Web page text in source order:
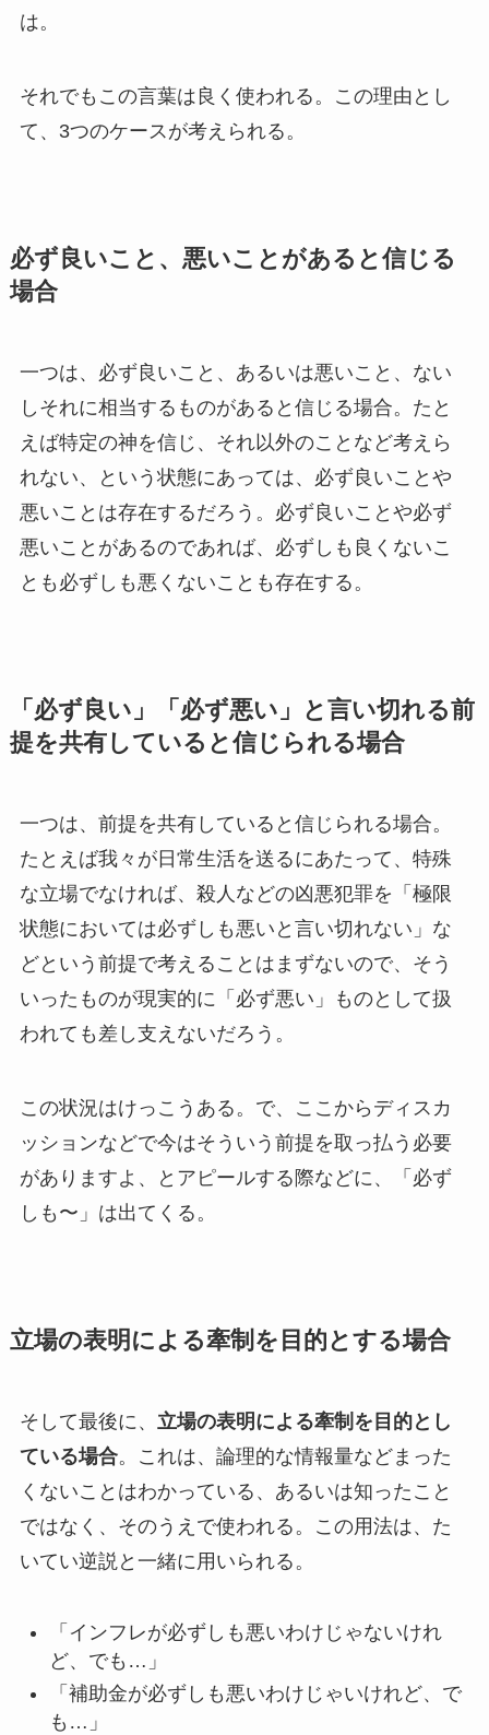
は。
それでもこの言葉は良く使われる。この理由とし
て、3つのケースが考えられる。
必ず良いこと、悪いことがあると信じる
場合
一つは、必ず良いこと、あるいは悪いこと、ない
しそれに相当するものがあると信じる場合。たと
えば特定の神を信じ、それ以外のことなど考えら
れない、という状態にあっては、必ず良いことや
悪いことは存在するだろう。必ず良いことや必ず
悪いことがあるのであれば、必ずしも良くないこ
とも必ずしも悪くないことも存在する。
「必ず良い」「必ず悪い」と言い切れる前
提を共有していると信じられる場合
一つは、前提を共有していると信じられる場合。
たとえば我々が日常生活を送るにあたって、特殊
な立場でなければ、殺人などの凶悪犯罪を「極限
状態においては必ずしも悪いと言い切れない」な
どという前提で考えることはまずないので、そう
いったものが現実的に「必ず悪い」ものとして扱
われても差し支えないだろう。
この状況はけっこうある。で、ここからディスカ
ッションなどで今はそういう前提を取っ払う必要
がありますよ、とアピールする際などに、「必ず
しも〜」は出てくる。
立場の表明による牽制を目的とする場合
そして最後に、 立場の表明による牽制を目的とし
ている場合。これは、論理的な情報量などまった
くないことはわかっている、あるいは知ったこと
ではなく、そのうえで使われる。この用法は、た
いてい逆説と一緒に用いられる。
「インフレが必ずしも悪いわけじゃないけれ
ど、でも…」
「補助金が必ずしも悪いわけじゃいけれど、で
も…」